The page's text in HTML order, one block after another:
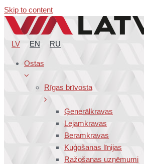
Skip to content
LV EN RU
Ostas
Rīgas brīvosta
Ģenerālkravas
Lejamkravas
Beramkravas
Kuģošanas līnijas
Ražošanas uzņēmumi